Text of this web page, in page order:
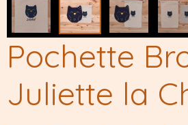
Pochette
Juliette la